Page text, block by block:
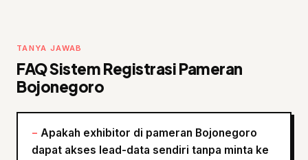
TANYA JAWAB
FAQ Sistem Registrasi Pameran
Bojonegoro
Apakah exhibitor di pameran Bojonegoro
dapat akses lead-data sendiri tanpa minta ke